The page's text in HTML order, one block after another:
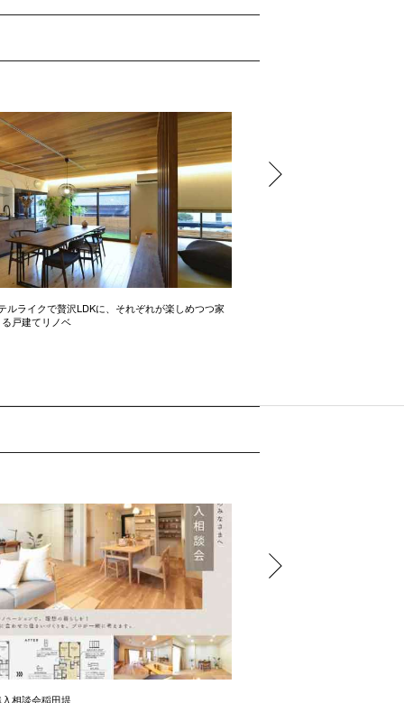
ルライクで贅沢LDKに、それぞれが楽しめつつ家
戸建てリノベ
相談会稲田堤